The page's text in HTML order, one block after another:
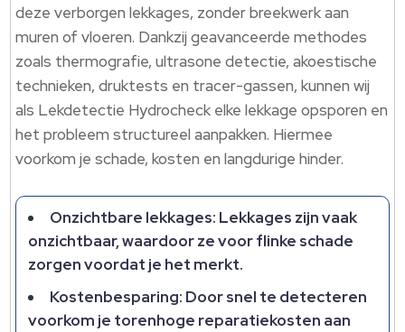
deze verborgen lekkages, zonder breekwerk aan
muren of vloeren.​ Dankzij geavanceerde methodes
zoals thermografie, ultrasone detectie, akoestische
technieken, druktests en tracer-gassen, kunnen wij
als Lekdetectie Hydrocheck elke lekkage opsporen en
het probleem structureel aanpakken.​ Hiermee
voorkom je schade, kosten en langdurige hinder.​
Onzichtbare lekkages: Lekkages zijn vaak
onzichtbaar, waardoor ze voor flinke schade
zorgen voordat je het merkt.​
Kostenbesparing: Door snel te detecteren
voorkom je torenhoge reparatiekosten aan